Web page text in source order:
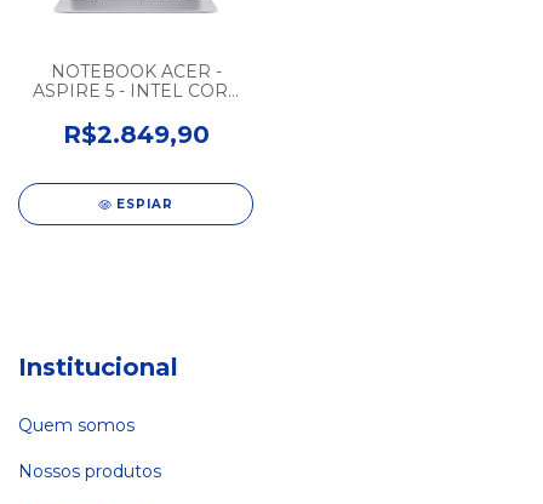
NOTEBOOK ACER -
ASPIRE 5 - INTEL CORE
512GB SEMINOVO
R$2.849,90
ESPIAR
Institucional
Quem somos
Nossos produtos